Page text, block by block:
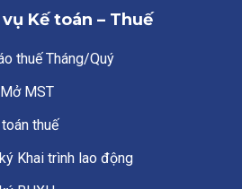
Kế toán – Thuế
thuế Tháng/Quý
MST
thuế
Khai trình lao động